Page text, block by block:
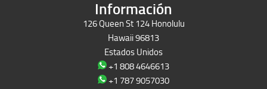
Información
126 Queen St 124 Honolulu
Hawaii 96813
Estados Unidos
+1 808 4646613
+1 787 9057030